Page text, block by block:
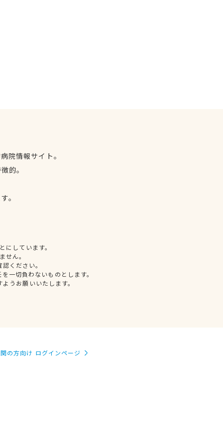
院情報サイト。
的。
。
しています。
せん。
ください。
一切負わないものとします。
うお願いいたします。
の方向け ログインページ